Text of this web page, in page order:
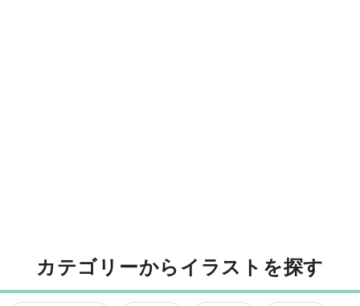
カテゴリーからイラストを探す